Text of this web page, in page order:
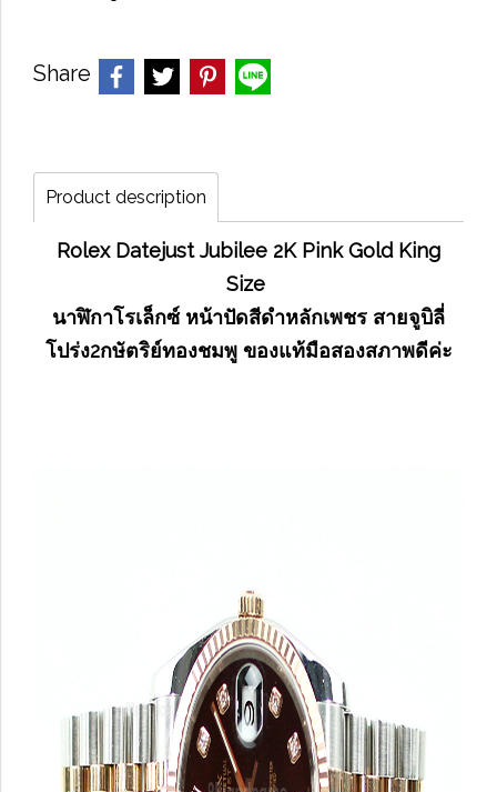
Share
Product description
Rolex Datejust Jubilee 2K Pink Gold King
Size
นาฬิกาโรเล็กซ์ หน้าปัดสีดำหลักเพชร สายจูบิลี่
โปร่ง2กษัตริย์ทองชมพู ของแท้มือสองสภาพดีค่ะ